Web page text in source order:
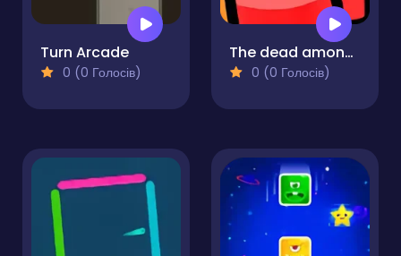
Turn Arcade
0 (0 Голосів)
The dead among us
0 (0 Голосів)